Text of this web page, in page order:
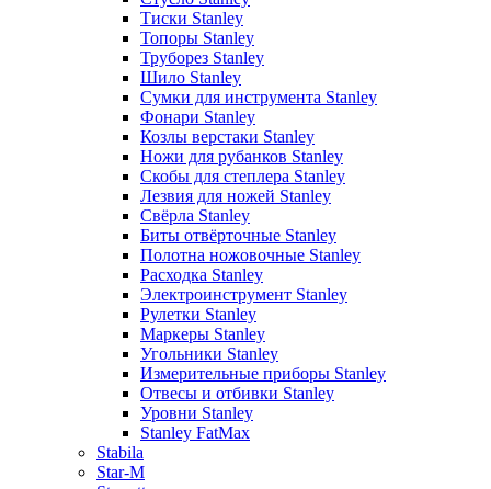
Тиски Stanley
Топоры Stanley
Труборез Stanley
Шило Stanley
Сумки для инструмента Stanley
Фонари Stanley
Козлы верстаки Stanley
Ножи для рубанков Stanley
Скобы для степлера Stanley
Лезвия для ножей Stanley
Свёрла Stanley
Биты отвёрточные Stanley
Полотна ножовочные Stanley
Расходка Stanley
Электроинструмент Stanley
Рулетки Stanley
Маркеры Stanley
Угольники Stanley
Измерительные приборы Stanley
Отвесы и отбивки Stanley
Уровни Stanley
Stanley FatMax
Stabila
Star-M